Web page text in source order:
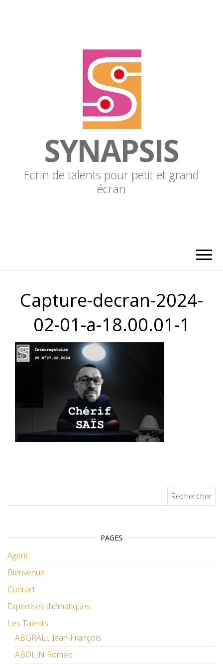
SYNAPSIS
Ecrin de talents pour petit et grand
écran
Capture-decran-2024-
02-01-a-18.00.01-1
PAGES
Agent
Bienvenue
Contact
Expertises thématiques
Les Talents
ABGRALL Jean-François
ABOLIN Roméo